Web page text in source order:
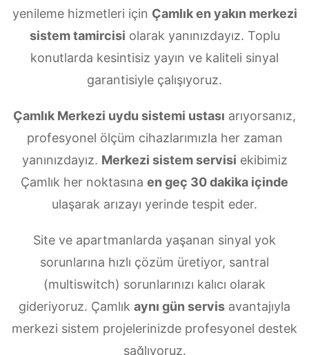
yenileme hizmetleri için Çamlık en yakın merkezi
sistem tamircisi olarak yanınızdayız. Toplu
konutlarda kesintisiz yayın ve kaliteli sinyal
garantisiyle çalışıyoruz.
Çamlık Merkezi uydu sistemi ustası arıyorsanız,
profesyonel ölçüm cihazlarımızla her zaman
yanınızdayız. Merkezi sistem servisi ekibimiz
Çamlık her noktasına en geç 30 dakika içinde
ulaşarak arızayı yerinde tespit eder.
Site ve apartmanlarda yaşanan sinyal yok
sorunlarına hızlı çözüm üretiyor, santral
(multiswitch) sorunlarınızı kalıcı olarak
gideriyoruz. Çamlık aynı gün servis avantajıyla
merkezi sistem projelerinizde profesyonel destek
sağlıyoruz.